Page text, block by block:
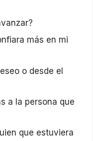
más en mi
o desde el
a la persona que
que estuviera